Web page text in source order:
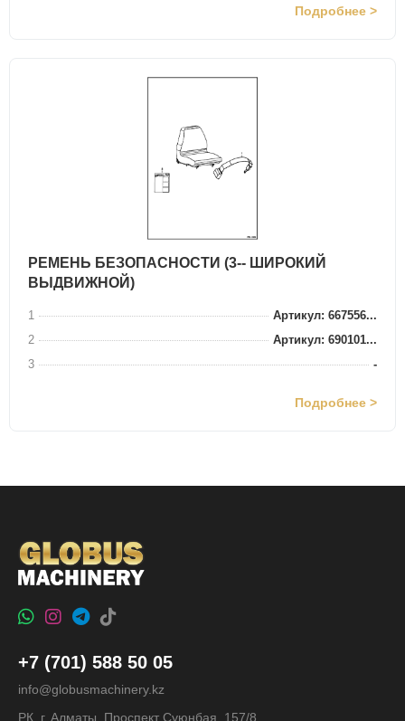
Подробнее >
РЕМЕНЬ БЕЗОПАСНОСТИ (3-- ШИРОКИЙ
ВЫДВИЖНОЙ)
1
Артикул: 667556...
2
Артикул: 690101...
3
-
Подробнее >
+7 (701) 588 50 05
info@globusmachinery.kz
РК, г. Алматы, Проспект Суюнбая, 157/8